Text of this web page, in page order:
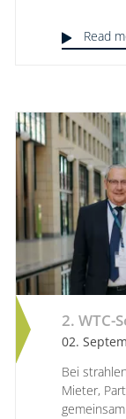
Read
2. WTC-
02.
Bei
Mieter,